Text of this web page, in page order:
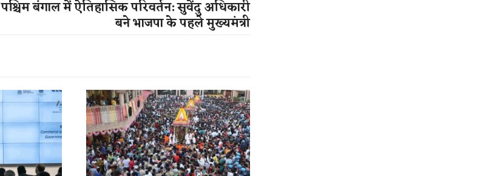
पश्चिम बंगाल में ऐतिहासिक परिवर्तन: सुवेंदु अधिकारी
बने भाजपा के पहले मुख्यमंत्री